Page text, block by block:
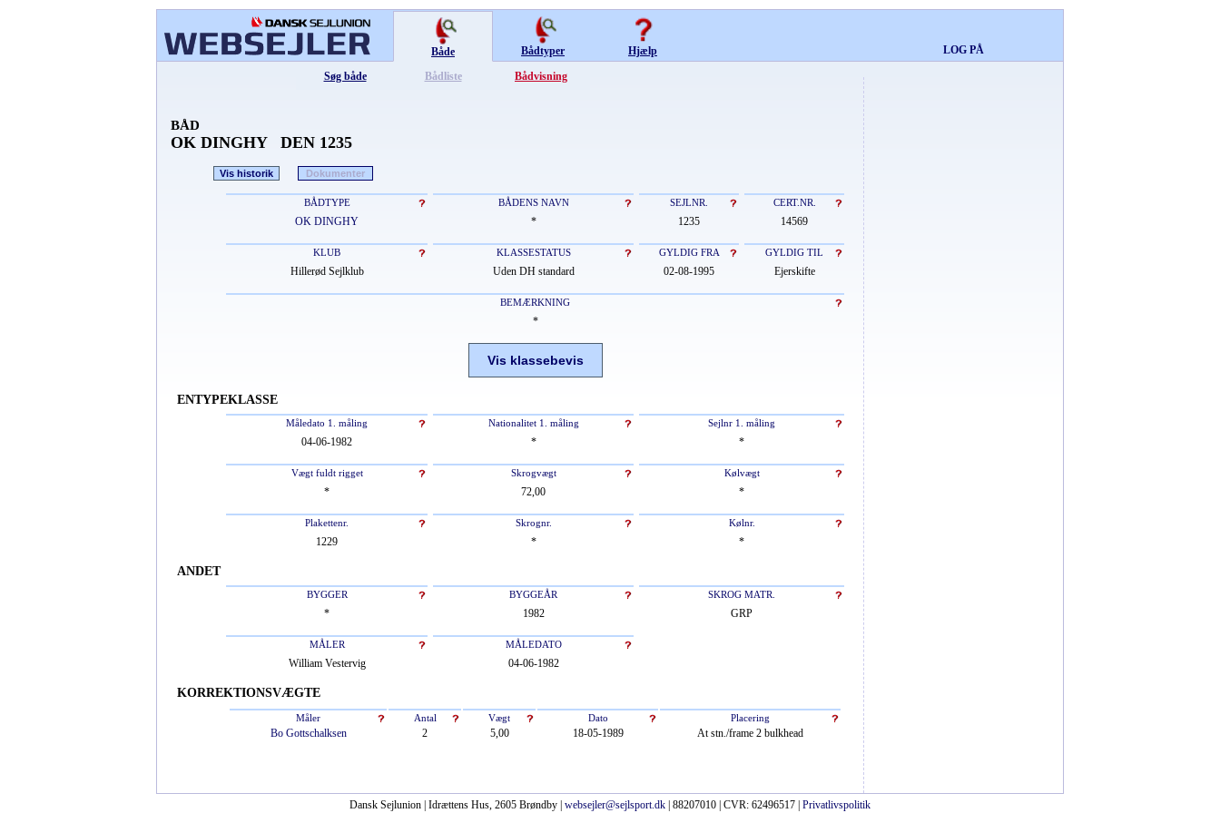
Både
Søg både
Bådliste Bådvisning
Bådtyper Hjælp LOG PÅ
BÅD
OK DINGHY DEN 1235
Vis historik Dokumenter
BÅDTYPE BÅDENS NAVN SEJLNR. CERT.NR.
OK DINGHY * 1235 14569
KLUB KLASSESTATUS GYLDIG FRA GYLDIG TIL
Hillerød Sejlklub Uden DH standard 02-08-1995 Ejerskifte
BEMÆRKNING
*
Vis klassebevis
ENTYPEKLASSE
Måledato 1. måling Nationalitet 1. måling Sejlnr 1. måling
04-06-1982 * *
Vægt fuldt rigget Skrogvægt Kølvægt
* 72,00 *
Plakettenr. Skrognr. Kølnr.
1229 * *
ANDET
BYGGER BYGGEÅR SKROG MATR.
* 1982 GRP
MÅLER MÅLEDATO
William Vestervig 04-06-1982
KORREKTIONSVÆGTE
Måler Antal Vægt Dato Placering
Bo Gottschalksen 2 5,00 18-05-1989 At stn./frame 2 bulkhead
Dansk Sejlunion | Idrættens Hus, 2605 Brøndby | websejler@sejlsport.dk | 88207010 | CVR: 62496517 | Privatlivspolitik